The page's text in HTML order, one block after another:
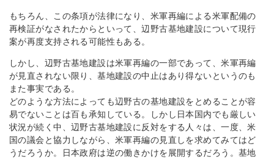
もちろん、この条項が法律になり、米軍再編による米軍配備の
再検証がなされたからといって、辺野古基地建設について現行
案が再度支持される可能性もある。
しかし、辺野古基地建設は米軍再編の一部であって、米軍再編
が見直されない限り、基地建設の中止はあり得ないというのも
また事実である。
どのような方法によっても辺野古の基地建設をとめることが容
易でないことは百も承知している。しかし日本国内でも厳しい
状況が続く中、辺野古基地建設に反対をする人々は、一度、米
国の議会と協力しながら、米軍再編の見直しを求めてみてはど
うだろうか。日本政府は逆の働きかけを展開するだろう。基地